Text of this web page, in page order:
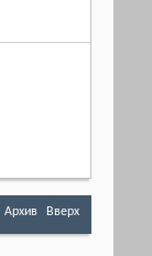
Архив Вверх